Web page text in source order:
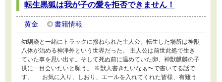
転生黒狐は我が子の愛を拒否できません！
黄金 書籍情報
幼馴染と一緒にトラックに撥ねられた主人公。転生した場所は神獣
八体が治める神浄外という世界だった。 主人公は前世此処で生き
ていた事を思い出す。そして死ぬ前に温めていた卵、神獣麒麟の子
供に一目会いたいと願う。 ※獣人書きたいなぁ〜で書いてる話で
す。 お気に入り、しおり、エールを入れてくれた皆様、有難う